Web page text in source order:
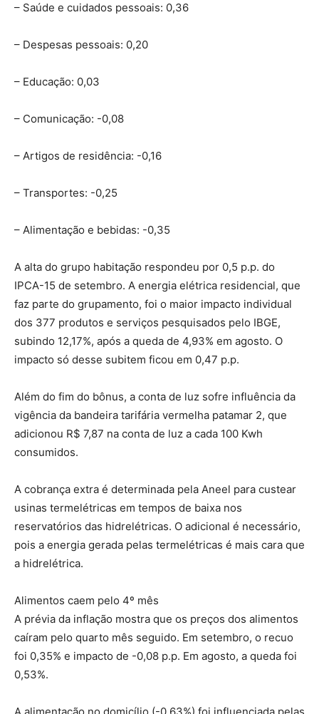
– Saúde e cuidados pessoais: 0,36
– Despesas pessoais: 0,20
– Educação: 0,03
– Comunicação: -0,08
– Artigos de residência: -0,16
– Transportes: -0,25
– Alimentação e bebidas: -0,35
A alta do grupo habitação respondeu por 0,5 p.p. do
IPCA-15 de setembro. A energia elétrica residencial, que
faz parte do grupamento, foi o maior impacto individual
dos 377 produtos e serviços pesquisados pelo IBGE,
subindo 12,17%, após a queda de 4,93% em agosto. O
impacto só desse subitem ficou em 0,47 p.p.
Além do fim do bônus, a conta de luz sofre influência da
vigência da bandeira tarifária vermelha patamar 2, que
adicionou R$ 7,87 na conta de luz a cada 100 Kwh
consumidos.
A cobrança extra é determinada pela Aneel para custear
usinas termelétricas em tempos de baixa nos
reservatórios das hidrelétricas. O adicional é necessário,
pois a energia gerada pelas termelétricas é mais cara que
a hidrelétrica.
Alimentos caem pelo 4º mês
A prévia da inflação mostra que os preços dos alimentos
caíram pelo quarto mês seguido. Em setembro, o recuo
foi 0,35% e impacto de -0,08 p.p. Em agosto, a queda foi
0,53%.